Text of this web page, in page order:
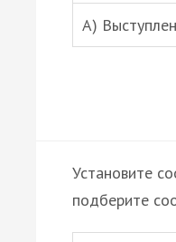
A)
Установите
подберите